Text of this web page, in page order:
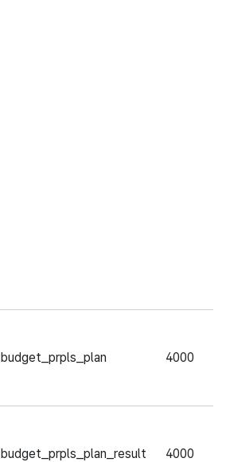
budget_prpls_plan 4000
budget_prpls_plan_result 4000